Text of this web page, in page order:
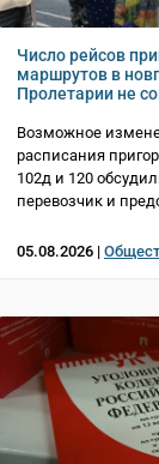
Число рейсов
маршрутов в
Пролетарии не
Возможное
расписания
102д и 120
перевозчик и
05.08.2026 |